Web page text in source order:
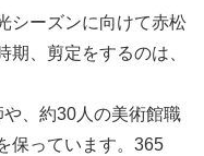
シーズンに向けて赤松
、剪定をするのは、
、約30人の美術館職
保っています。365